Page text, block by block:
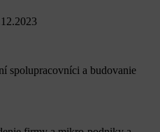
spolupracovníci a budovanie